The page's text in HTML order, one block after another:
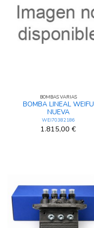
BOMBAS VARIAS
BOMBA LINEAL WEIFU
NUEVA
WEI70382186
1.815,00 €